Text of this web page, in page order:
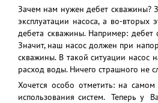
Зачем нам нужен дебет скважины?
эксплуатации насоса, а во-
дебета скважины. Например:
Значит, наш насос должен при
скважины. В такой ситуации насос
расход воды. Ничего страшного не
Хочется особо отметить: на
использования систем. Теперь у